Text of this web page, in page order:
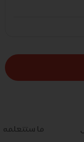
ما ستتعلمه